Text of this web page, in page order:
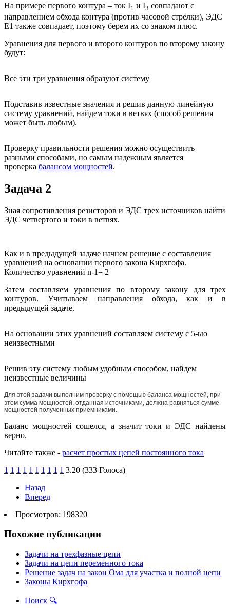
На примере первого контура – ток I1 и I3 совпадают с
направлением обхода контура (против часовой стрелки), ЭДС
E1 также совпадает, поэтому берем их со знаком плюс.
Уравнения для первого и второго контуров по второму закону
будут:
Все эти три уравнения образуют систему
Подставив известные значения и решив данную линейную
систему уравнений, найдем токи в ветвях (способ решения
может быть любым).
Проверку правильности решения можно осуществить
разными способами, но самым надежным является
проверка балансом мощностей.
Задача 2
Зная сопротивления резисторов и ЭДС трех источников найти
ЭДС четвертого и токи в ветвях.
Как и в предыдущей задаче начнем решение с составления
уравнений на основании первого закона Кирхгофа.
Количество уравнений n-1= 2
Затем составляем уравнения по второму закону для трех
контуров. Учитываем направления обхода, как и в
предыдущей задаче.
На основании этих уравнений составляем систему с 5-ью
неизвестными
Решив эту систему любым удобным способом, найдем
неизвестные величины
Для этой задачи выполним проверку с помощью баланса мощностей, при
этом сумма мощностей, отданная источниками, должна равняться сумме
мощностей полученных приемниками.
Баланс мощностей сошелся, а значит токи и ЭДС найдены
верно.
Читайте также - расчет простых цепей постоянного тока
1 1 1 1 1 1 1 1 1 1 3.20 (333 Голоса)
Назад
Вперед
Просмотров: 198320
Похожие публикации
Задачи на трехфазные цепи
Задачи на цепи переменного тока
Решение задач на закон Ома для участка и полной цепи
Законы Кирхгофа
Поиск 🔍